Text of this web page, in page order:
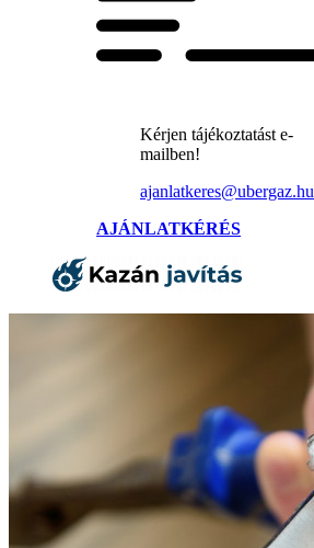
Kérjen tájékoztatást e-
mailben!
ajanlatkeres@ubergaz.hu
AJÁNLATKÉRÉS